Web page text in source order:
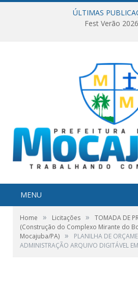
ÚLTIMAS
Fest Verão 2026
MENU
Home » Licitações »
TOMADA DE
(Construção do Complexo Mirante do
Mocajuba/PA) »
PLANILHA DE
ADMINISTRAÇÃO ARQUIVO DIGITÁVEL EM